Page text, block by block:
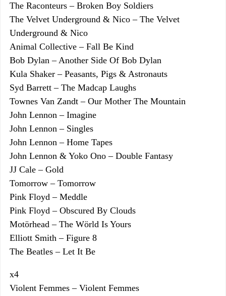
The Raconteurs – Broken Boy Soldiers
The Velvet Underground & Nico – The Velvet
Underground & Nico
Animal Collective – Fall Be Kind
Bob Dylan – Another Side Of Bob Dylan
Kula Shaker – Peasants, Pigs & Astronauts
Syd Barrett – The Madcap Laughs
Townes Van Zandt – Our Mother The Mountain
John Lennon – Imagine
John Lennon – Singles
John Lennon – Home Tapes
John Lennon & Yoko Ono – Double Fantasy
JJ Cale – Gold
Tomorrow – Tomorrow
Pink Floyd – Meddle
Pink Floyd – Obscured By Clouds
Motörhead – The Wörld Is Yours
Elliott Smith – Figure 8
The Beatles – Let It Be
x4
Violent Femmes – Violent Femmes